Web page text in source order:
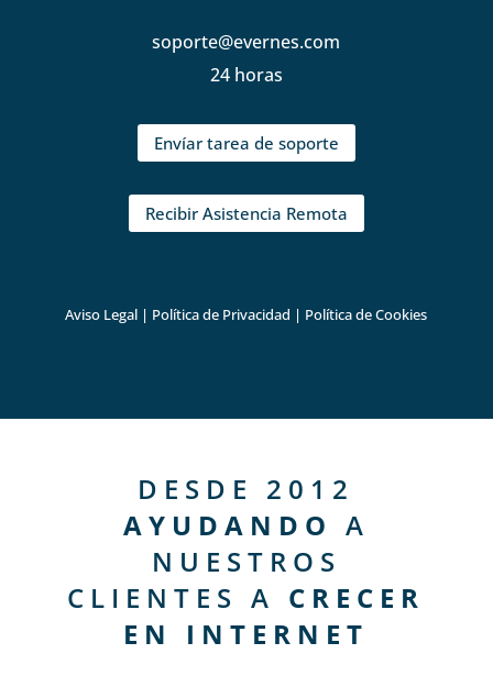
soporte@evernes.com
24 horas
Envíar tarea de soporte
Recibir Asistencia Remota
Aviso Legal | Política de Privacidad | Política de Cookies
DESDE 2012
AYUDANDO A
NUESTROS
CLIENTES A CRECER
EN INTERNET